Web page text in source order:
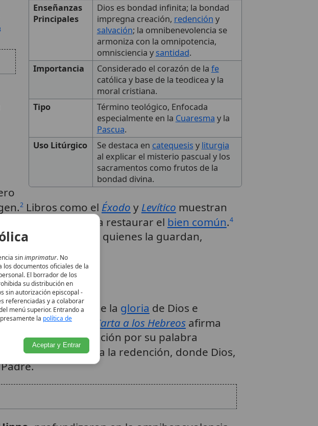
Enseñanzas
Principales
Dios es bondad infinita; la bondad
impregna creación, redención y
salvación; la omnibenevolencia se
armoniza con la omnipotencia,
omnisciencia y santidad.
Importancia
Considerado el corazón de la fe
católica y base de la teodicea y la
moral cristiana.
Tipo
Término teológico, Enfocada
especialmente en la Cuaresma y la
Pascua.
Uso Litúrgico
Se destaca en catequesis y liturgia
al explicar el misterio pascual y los
sacramentos como frutos de la
bondad divina.
2Libros como el Éxodo y Levítico muestran
restitución para restaurar el bien común.4
que da vida a quienes la guardan,
, el Hijo, «reflejo de la gloria de Dios e
el universo.
Carta a los Hebreosafirma
de la creación por su palabra
bondad se extiende a la redención, donde Dios,
sinimprimatur. No
los documentos oficiales de la
El borrador de los
su distribución en
sin autorización episcopal -
referenciadas y a colaborar
menú superior. Entrando a
la política de
Aceptar y Entrar